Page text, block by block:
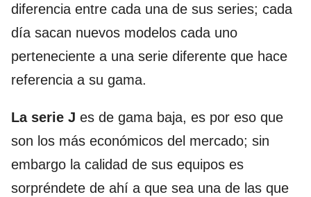
diferencia entre cada una de sus series; cada
día sacan nuevos modelos cada uno
perteneciente a una serie diferente que hace
referencia a su gama.
La serie J es de gama baja, es por eso que
son los más económicos del mercado; sin
embargo la calidad de sus equipos es
sorpréndete de ahí a que sea una de las que